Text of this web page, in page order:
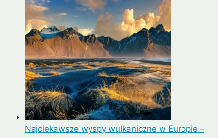
Najciekawsze wyspy wulkaniczne w Europie –